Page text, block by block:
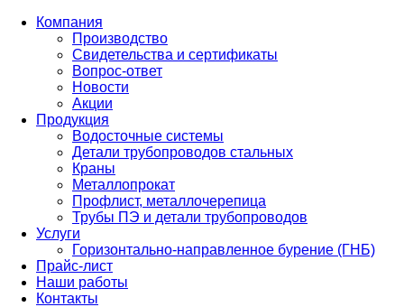
Компания
Производство
Свидетельства и сертификаты
Вопрос-ответ
Новости
Акции
Продукция
Водосточные системы
Детали трубопроводов стальных
Краны
Металлопрокат
Профлист, металлочерепица
Трубы ПЭ и детали трубопроводов
Услуги
Горизонтально-направленное бурение (ГНБ)
Прайс-лист
Наши работы
Контакты